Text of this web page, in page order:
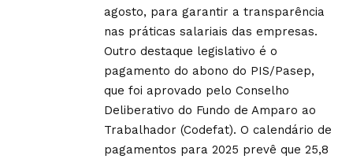
agosto, para garantir a transparência
nas práticas salariais das empresas.
Outro destaque legislativo é o
pagamento do abono do PIS/Pasep,
que foi aprovado pelo Conselho
Deliberativo do Fundo de Amparo ao
Trabalhador (Codefat). O calendário de
pagamentos para 2025 prevê que 25,8